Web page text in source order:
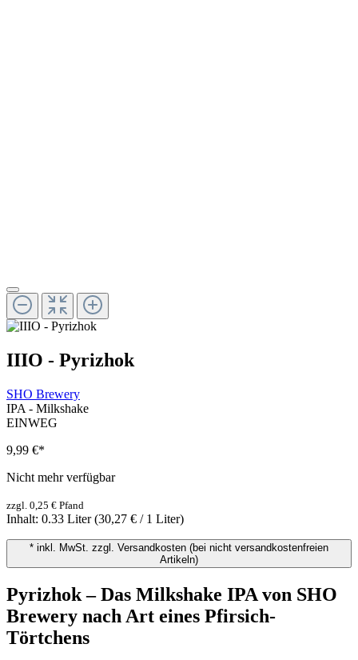
IIIO - Pyrizhok
SHO Brewery
IPA - Milkshake
EINWEG
9,99 €*
Nicht mehr verfügbar
zzgl. 0,25 € Pfand
Inhalt: 0.33 Liter(30,27 € / 1 Liter)
* inkl. MwSt. zzgl. Versandkosten (bei nicht versandkostenfreien
Artikeln)
Pyrizhok – Das Milkshake IPA von SHO
Brewery nach Art eines Pfirsich-
Törtchens